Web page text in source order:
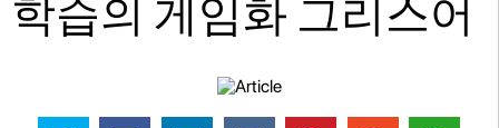
학습의 게임화 그리스어